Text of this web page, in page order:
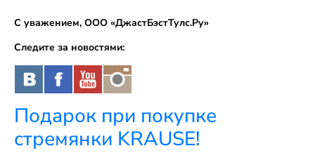
С уважением, ООО «ДжастБэстТулс.Ру»
Следите за новостями:
Подарок при покупке
стремянки KRAUSE!